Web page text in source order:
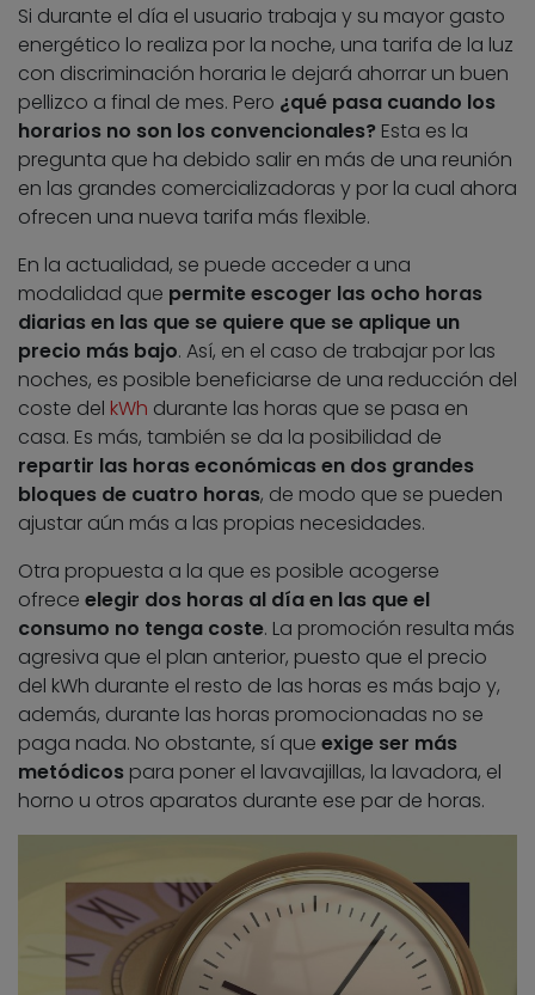
Si durante el día el usuario trabaja y su mayor gasto
energético lo realiza por la noche, una tarifa de la luz
con discriminación horaria le dejará ahorrar un buen
pellizco a final de mes. Pero ¿qué pasa cuando los
horarios no son los convencionales? Esta es la
pregunta que ha debido salir en más de una reunión
en las grandes comercializadoras y por la cual ahora
ofrecen una nueva tarifa más flexible.
En la actualidad, se puede acceder a una
modalidad que permite escoger las ocho horas
diarias en las que se quiere que se aplique un
precio más bajo. Así, en el caso de trabajar por las
noches, es posible beneficiarse de una reducción del
coste del kWh durante las horas que se pasa en
casa. Es más, también se da la posibilidad de
repartir las horas económicas en dos grandes
bloques de cuatro horas, de modo que se pueden
ajustar aún más a las propias necesidades.
Otra propuesta a la que es posible acogerse
ofrece elegir dos horas al día en las que el
consumo no tenga coste. La promoción resulta más
agresiva que el plan anterior, puesto que el precio
del kWh durante el resto de las horas es más bajo y,
además, durante las horas promocionadas no se
paga nada. No obstante, sí que exige ser más
metódicos para poner el lavavajillas, la lavadora, el
horno u otros aparatos durante ese par de horas.